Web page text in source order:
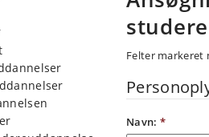
Felter markeret
Navn: *